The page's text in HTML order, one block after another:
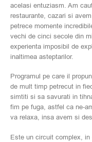
acelasi entuziasm. Am
restaurante, cazari si
petrece momente
vechi de cinci secole din
experienta imposibil de
inaltimea asteptarilor.
Programul pe care il
de mult timp petrecut in
simtiti si sa savurati in
fim pe fuga, astfel ca ne-
va relaxa, insa avem si
Este un circuit complex,